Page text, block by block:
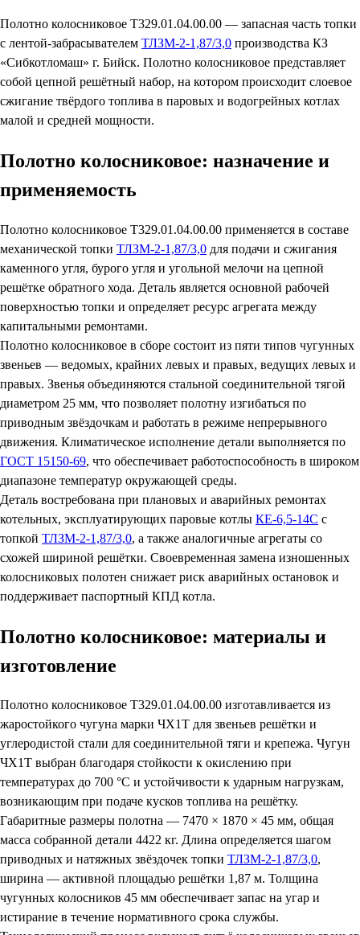
Полотно колосниковое Т329.01.04.00.00 — запасная часть топки
с лентой-забрасывателем ТЛЗМ-2-1,87/3,0 производства КЗ
«Сибкотломаш» г. Бийск. Полотно колосниковое представляет
собой цепной решётный набор, на котором происходит слоевое
сжигание твёрдого топлива в паровых и водогрейных котлах
малой и средней мощности.
Полотно колосниковое: назначение и
применяемость
Полотно колосниковое Т329.01.04.00.00 применяется в составе
механической топки ТЛЗМ-2-1,87/3,0 для подачи и сжигания
каменного угля, бурого угля и угольной мелочи на цепной
решётке обратного хода. Деталь является основной рабочей
поверхностью топки и определяет ресурс агрегата между
капитальными ремонтами.
Полотно колосниковое в сборе состоит из пяти типов чугунных
звеньев — ведомых, крайних левых и правых, ведущих левых и
правых. Звенья объединяются стальной соединительной тягой
диаметром 25 мм, что позволяет полотну изгибаться по
приводным звёздочкам и работать в режиме непрерывного
движения. Климатическое исполнение детали выполняется по
ГОСТ 15150-69, что обеспечивает работоспособность в широком
диапазоне температур окружающей среды.
Деталь востребована при плановых и аварийных ремонтах
котельных, эксплуатирующих паровые котлы КЕ-6,5-14С с
топкой ТЛЗМ-2-1,87/3,0, а также аналогичные агрегаты со
схожей шириной решётки. Своевременная замена изношенных
колосниковых полотен снижает риск аварийных остановок и
поддерживает паспортный КПД котла.
Полотно колосниковое: материалы и
изготовление
Полотно колосниковое Т329.01.04.00.00 изготавливается из
жаростойкого чугуна марки ЧХ1Т для звеньев решётки и
углеродистой стали для соединительной тяги и крепежа. Чугун
ЧХ1Т выбран благодаря стойкости к окислению при
температурах до 700 °С и устойчивости к ударным нагрузкам,
возникающим при подаче кусков топлива на решётку.
Габаритные размеры полотна — 7470 × 1870 × 45 мм, общая
масса собранной детали 4422 кг. Длина определяется шагом
приводных и натяжных звёздочек топки ТЛЗМ-2-1,87/3,0,
ширина — активной площадью решётки 1,87 м. Толщина
чугунных колосников 45 мм обеспечивает запас на угар и
истирание в течение нормативного срока службы.